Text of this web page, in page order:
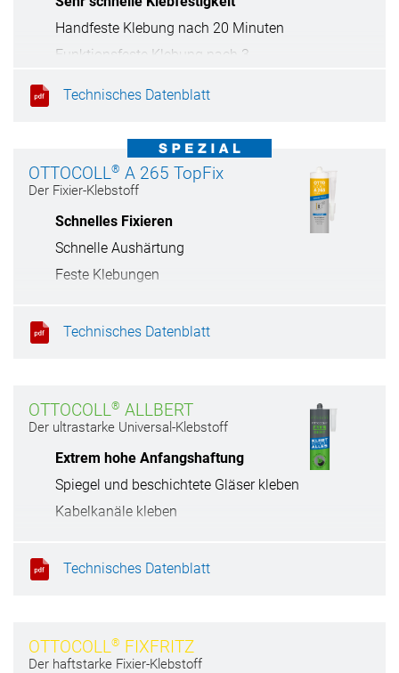
Handfeste Klebung nach 20 Minuten
Funktionsfeste Klebung nach 3
Elastische Klebungen
Technisches Datenblatt
OTTOCOLL® A 265 TopFix
Der Fixier-Klebstoff
Schnelles Fixieren
Schnelle Aushärtung
Feste Klebungen
Technisches Datenblatt
OTTOCOLL® ALLBERT
Der ultrastarke Universal-Klebstoff
Extrem hohe Anfangshaftung
Spiegel und beschichtete Gläser kleben
Kabelkanäle kleben
Technisches Datenblatt
OTTOCOLL® FIXFRITZ
Der haftstarke Fixier-Klebstoff